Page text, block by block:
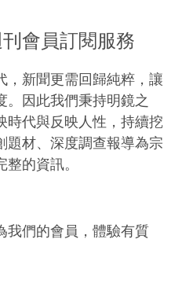
會員訂閱服務
，新聞更需回歸純粹，讓
。因此我們秉持明鏡之
時代與反映人性，持續挖
題材、深度調查報導為宗
的資訊。
我們的會員，體驗有質